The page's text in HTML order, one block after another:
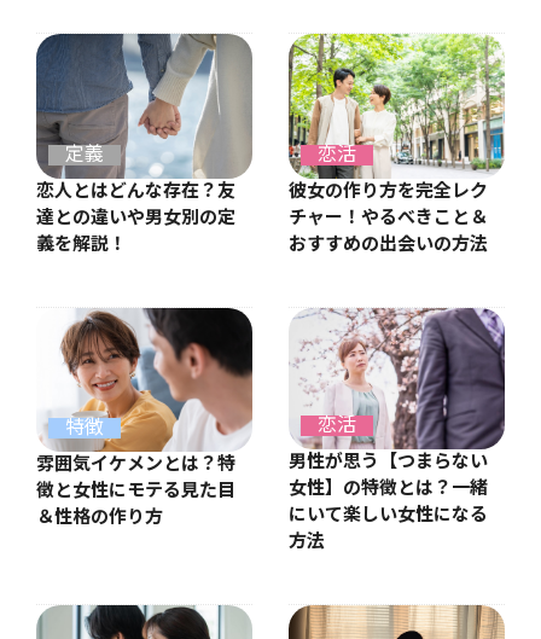
定義
恋人とはどんな存在？友
達との違いや男女別の定
義を解説！
恋活
彼女の作り方を完全レク
チャー！やるべきこと＆
おすすめの出会いの方法
特徴
雰囲気イケメンとは？特
徴と女性にモテる見た目
＆性格の作り方
恋活
男性が思う【つまらない
女性】の特徴とは？一緒
にいて楽しい女性になる
方法